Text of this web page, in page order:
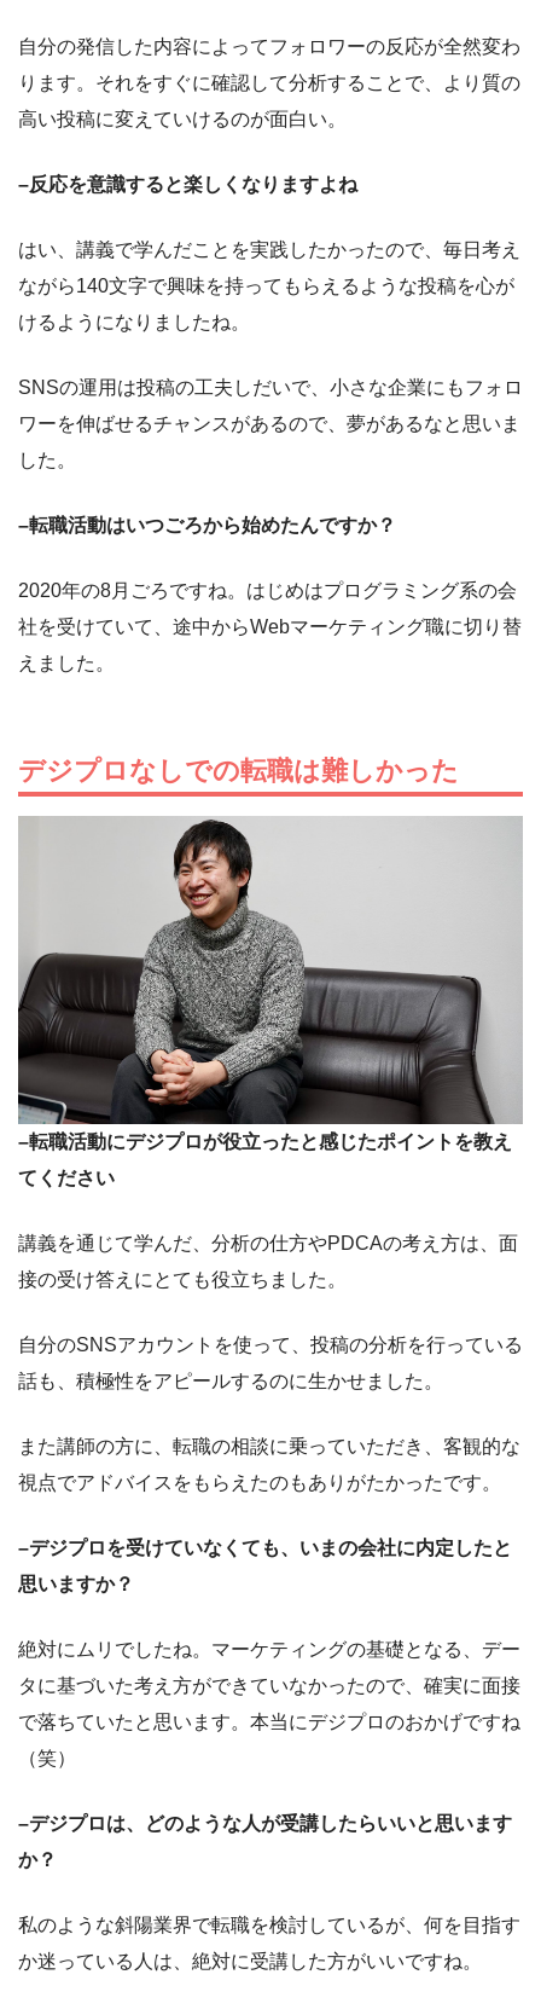
自分の発信した内容によってフォロワーの反応が全然変わ
ります。それをすぐに確認して分析することで、より質の
高い投稿に変えていけるのが面白い。
–反応を意識すると楽しくなりますよね
はい、講義で学んだことを実践したかったので、毎日考え
ながら140文字で興味を持ってもらえるような投稿を心が
けるようになりましたね。
SNSの運用は投稿の工夫しだいで、小さな企業にもフォロ
ワーを伸ばせるチャンスがあるので、夢があるなと思いま
した。
–転職活動はいつごろから始めたんですか？
2020年の8月ごろですね。はじめはプログラミング系の会
社を受けていて、途中からWebマーケティング職に切り替
えました。
デジプロなしでの転職は難しかった
–転職活動にデジプロが役立ったと感じたポイントを教え
てください
講義を通じて学んだ、分析の仕方やPDCAの考え方は、面
接の受け答えにとても役立ちました。
自分のSNSアカウントを使って、投稿の分析を行っている
話も、積極性をアピールするのに生かせました。
また講師の方に、転職の相談に乗っていただき、客観的な
視点でアドバイスをもらえたのもありがたかったです。
–デジプロを受けていなくても、いまの会社に内定したと
思いますか？
絶対にムリでしたね。マーケティングの基礎となる、デー
タに基づいた考え方ができていなかったので、確実に面接
で落ちていたと思います。本当にデジプロのおかげですね
（笑）
–デジプロは、どのような人が受講したらいいと思います
か？
私のような斜陽業界で転職を検討しているが、何を目指す
か迷っている人は、絶対に受講した方がいいですね。